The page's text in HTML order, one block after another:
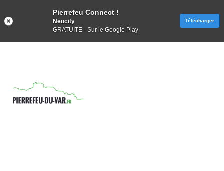
Pierrefeu Connect !
Neocity
GRATUITE - Sur le Google Play
Télécharger